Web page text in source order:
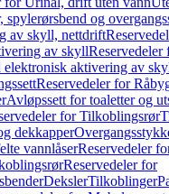
spylerørsbend og
av skyll, nettdrift
av skyll
elektronisk aktivering av
Reservedeler for
Avløpssett for toaletter og
for Tilkoblingsrør
dekkapper
vannlåserReservedeler
Reservedeler for
DekslerTilkoblinger